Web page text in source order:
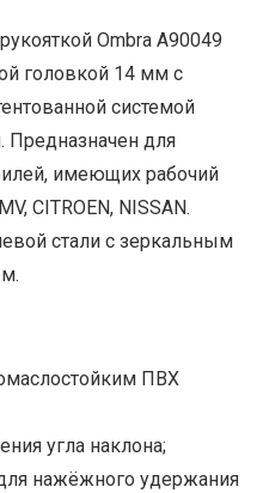
Ombra A90049
головкой 14 мм с
системой
Предназначен для
имеющих рабочий
CITROEN, NISSAN.
стали с зеркальным
ПВХ
угла наклона;
нажёжного удержания